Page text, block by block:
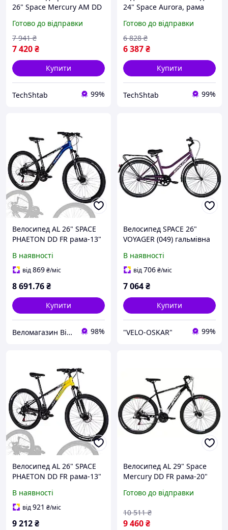
26" Space Mercury AM DD
помаранчевий (OPS-SP-
26-038)
Готово до відправки
7 420₴
7 941 ₴
Купити
TechShtab 99%
24" Space Aurora, рама
Готово до відправки
6 387₴
6 828 ₴
Купити
TechShtab 99%
Велосипед AL 26" SPACE
PHAETON DD FR рама-13"
В наявності
від869₴/міс
8 691.76₴
Купити
Веломагазин Bike-components.com.ua 98%
Велосипед SPACE 26"
VOYAGER (049) гальмівна
(матовий) з багажником
задн St з крилом St 2024
В наявності
від706₴/міс
7 064₴
Купити
"VELO-OSKAR" 99%
Велосипед AL 26" SPACE
PHAETON DD FR рама-13"
В наявності
від921 ₴/міс
9 212₴
Велосипед AL 29" Space
Mercury DD FR рама-20"
177)
Готово до відправки
9 460₴
10 511 ₴